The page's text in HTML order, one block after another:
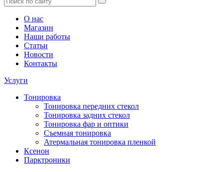
О нас
Магазин
Наши работы
Статьи
Новости
Контакты
Услуги
Тонировка
Тонировка передних стекол
Тонировка задних стекол
Тонировка фар и оптики
Съемная тонировка
Атермальная тонировка пленкой
Ксенон
Парктроники